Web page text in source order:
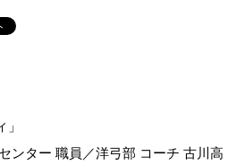
ンター 職員／洋弓部 コーチ 古川高